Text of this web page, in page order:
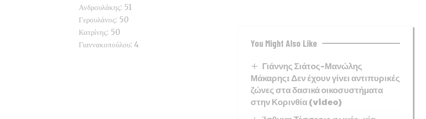
Ανδρουλάκης: 51
Γερουλάνος: 50
You Might Also Like
Γιάννης Σιάτος-Μανώλης
Μάκαρης: Δεν έχουν γίνει αντιπυρικές
ζώνες στα δασικά οικοσυστήματα
στην Κορινθία (video)
Κατρίνης: 50
Γιαννακοπούλου: 4